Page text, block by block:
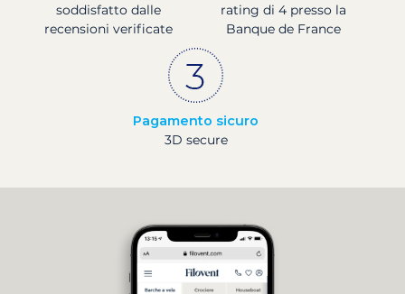
soddisfatto dalle
recensioni verificate
rating di 4 presso la
Banque de France
Pagamento sicuro
3D secure